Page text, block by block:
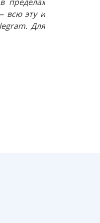
всю эту и
Для